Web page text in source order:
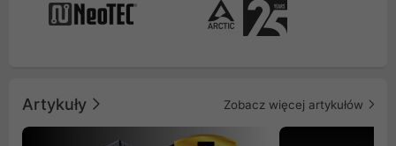
Artykuły Zobacz więcej artykułów